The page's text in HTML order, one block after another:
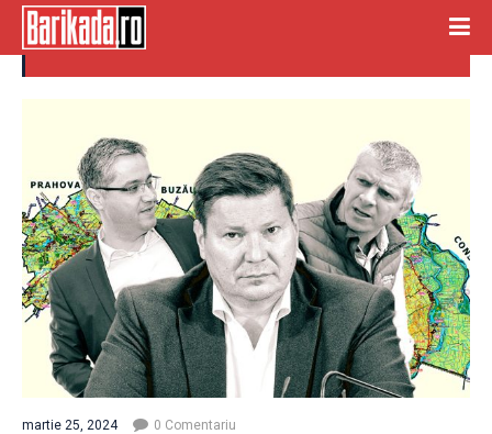
alexxandru potor
martie 25, 2024 0 Comentariu